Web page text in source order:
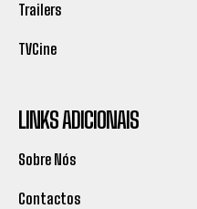
Trailers
TVCine
LINKS ADICIONAIS
Sobre Nós
Contactos